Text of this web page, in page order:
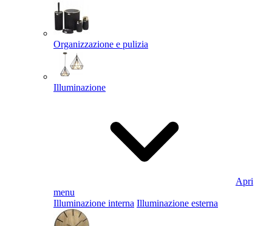
Organizzazione e pulizia
Illuminazione
Apri
menu
Illuminazione interna Illuminazione esterna